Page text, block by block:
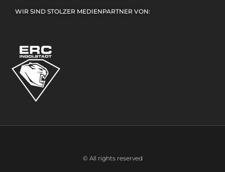
WIR SIND STOLZER MEDIENPARTNER VON:
© All rights reserved